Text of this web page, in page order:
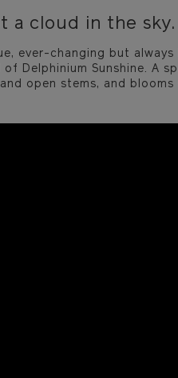
a cloud in the sky.
ever-changing but
Delphinium Sunshine. A
open stems, and